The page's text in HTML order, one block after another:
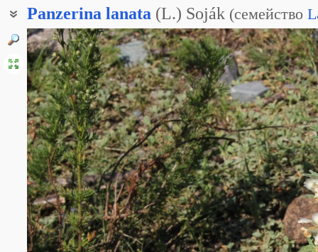
Panzerina lanata (L.) Soják (семейство
Панцерина серебристая
Панцерина серебристобелая
Панцерия серебристобелая
Панцерия шерстистая
Панцерия серебристая